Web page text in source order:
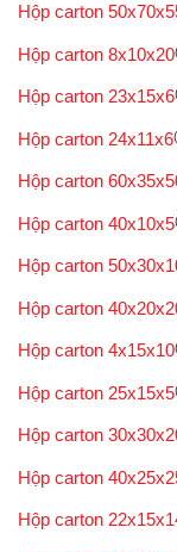
Hộp carton
Hộp carton 8x10x20
Hộp carton 23x15x6
Hộp carton 24x11x6
Hộp carton
Hộp carton 40x10x5
Hộp carton
Hộp carton
Hộp carton 4x15x10
Hộp carton 25x15x5
Hộp carton
Hộp carton
Hộp carton